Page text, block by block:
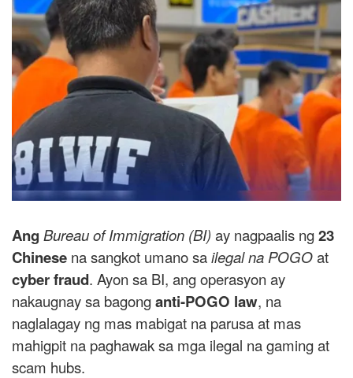
Ang Bureau of Immigration (BI) ay nagpaalis ng23
Chinese na sangkot umano sailegal na POGOat
cyber fraud. Ayon sa BI, ang operasyon ay
nakaugnay sa bagonganti-POGO law, na
naglalagay ng mas mabigat na parusa at mas
mahigpit na paghawak sa mga ilegal na gaming at
scam hubs.